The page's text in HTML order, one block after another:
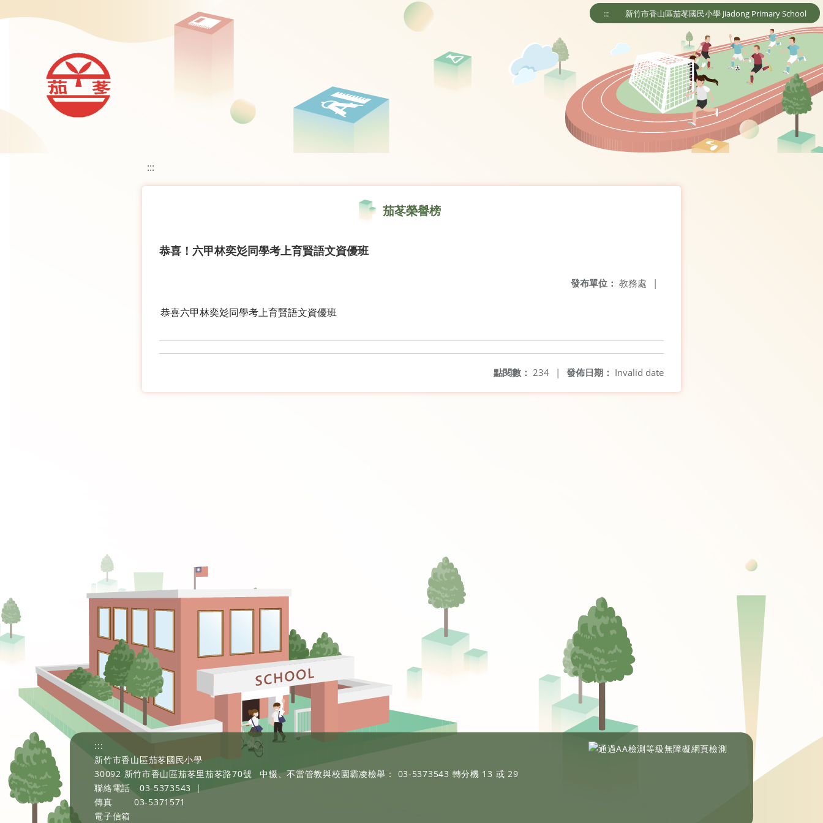
::: 新竹市香山區茄苳國民小學 Jiadong Primary School
:::
茄苳榮譽榜
恭喜！六甲林奕彣同學考上育賢語文資優班
發布單位： 教務處 |
恭喜六甲林奕彣同學考上育賢語文資優班
發佈日期： Invalid date
點閱數： 234 |
:::
新竹市香山區茄苳國民小學
30092 新竹市香山區茄苳里茄苳路70號
中輟、不當管教與校園霸凌檢舉： 03-5373543 轉分機 13 或 29
聯絡電話
03-5373543
|
傳真
03-5371571
電子信箱